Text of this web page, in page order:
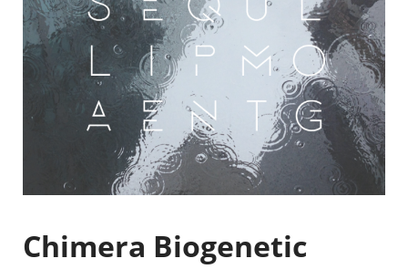
Chimera Biogenetic